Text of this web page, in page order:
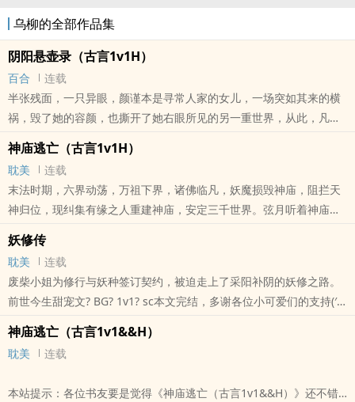
乌柳的全部作品集
阴阳悬壶录（古言1v1H）
百合
连载
半张残面，一只异眼，颜谨本是寻常人家的女儿，一场突如其来的横
祸，毁了她的容颜，也撕开了她右眼所见的另一重世界，从此，凡人
身上流转的喜怒哀乐、枯荣兴衰，在她眼中皆化作了丝缕可见的气。
医者，不避垢，不择地，提着药箱走入青楼楚馆，扎根于这江湖中最
泥泞也最繁华的方寸之地。在这里，三教九流交汇，人心与鬼魅同
行。有人求生，有人寻死，有人在脂粉堆里藏着吃人的心。医的是
身，行的是道，见的是这浮世众生，亦是满目鬼
本站提示：各位书友要是觉得《阴阳悬壶录（古言1v1H）》还不错的
话请不要忘记向您QQ群和微博里的朋友推荐哦！
神庙逃亡（古言1v1H）
耽美
连载
末法时期，六界动荡，万祖下界，诸佛临凡，妖魔损毁神庙，阻拦天
神归位，现纠集有缘之人重建神庙，安定三千世界。弦月听着神庙的
不着，她只想知道集齐十块神砖能不能真的扭转乾坤，回到皇朝未覆
灭之前。1v1灵异鬼怪剧情流，落难长公主vs忠犬暗卫
本站提示：各位书友要是觉得《神庙逃亡（古言1v1H）》还不错的话
请不要忘记向您QQ群和微博里的朋友推荐哦！
妖修传
耽美
连载
废柴小姐为修行与妖种签订契约，被迫走上了采阳补阴的妖修之路。
前世今生甜宠文? BG? 1v1? sc本文完结，多谢各位小可爱们的支持(′`)
(′`)咱们下本书再见
本站提示：各位书友要是觉得《妖修传》还不错的话请不要忘记向您
QQ群和微博里的朋友推荐哦！
神庙逃亡（古言1v1&&H）
耽美 连载
本站提示：各位书友要是觉得《神庙逃亡（古言1v1&&H）》还不错